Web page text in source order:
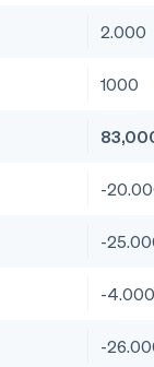
2.000
1000
-
-
-
-